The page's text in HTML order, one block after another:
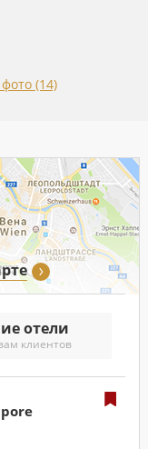
(14)
отели
клиентов